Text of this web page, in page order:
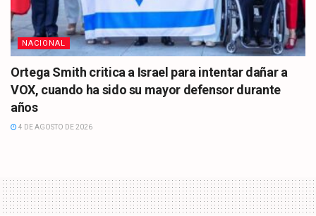
NACIONAL
Ortega Smith critica a Israel para intentar dañar a
VOX, cuando ha sido su mayor defensor durante
años
4 DE AGOSTO DE 2026